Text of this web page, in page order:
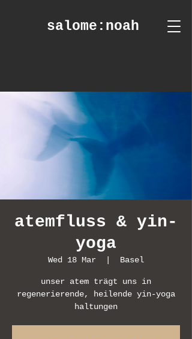
salome :noah
atemfluss & yin-
yoga
Wed 18 Mar Basel
unser atem trägt uns in
regenerierende, heilende yin-yoga
haltungen